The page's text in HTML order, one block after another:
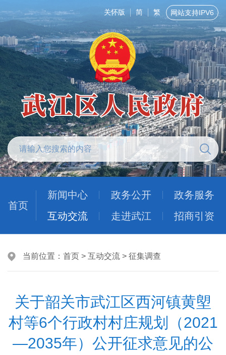
关怀版 简 繁 网站支持IPV6
首页
新闻中心 政务公开
政务服务
互动交流
走进武江 招商引资
当前位置： 首页 > 互动交流 > 征集调查
关于韶关市武江区西河镇黄塱
村等6个行政村村庄规划（2021
—2035年）公开征求意见的公